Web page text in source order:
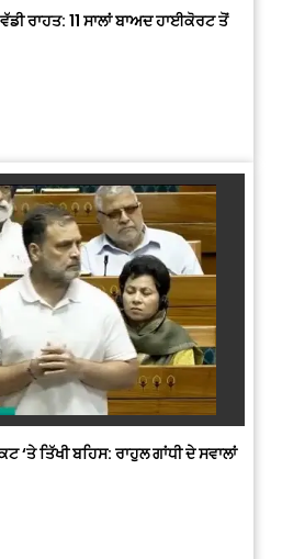
ਰਾਹਤ: 11 ਸਾਲਾਂ ਬਾਅਦ ਹਾਈਕੋਰਟ ਤੋਂ
‘ਤੇ ਤਿੱਖੀ ਬਹਿਸ: ਰਾਹੁਲ ਗਾਂਧੀ ਦੇ ਸਵਾਲਾਂ